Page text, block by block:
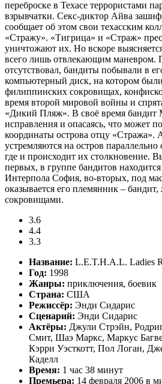
переброске в Техасе террористами
взрывчатки. Секс-диктор Айва
сообщает об этом свои техасским
«Стражу». «Тигрица» и «Страж»
уничтожают их. Но вскоре
всего лишь отвлекающим маневром.
отсутствовал, бандиты побывали в
компьютерный диск, на котором
филиппинских сокровищах,
время второй мировой войны и
«Дикий Пляж». В своё время бандит
исправления и опасаясь, что может
координаты острова отцу
устремляются на остров
где и происходит их столкновение.
первых, в группе бандитов
Интерпола София, во-вторых, под
оказывается его племянник –
сокровищами.
3.6
4.4
3.3
Название: L.E.T.H.A.L. Ladies
Год: 1998
Жанры: приключения, боевик
Страна: США
Режиссёр: Энди Сидарис
Сценарий: Энди Сидарис
Актёры: Джули Стрэйн,
Смит, Шаэ Маркс, Маркус
Кэрри Уэсткотт, Пол Логан,
Каделл
Время: 1 час 38 минут
Премьера: 14 февраля 2006 в